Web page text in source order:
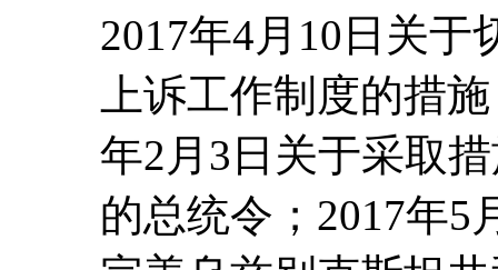
2017年4月10日关
上诉工作制度的措
年2月3日关于采取
的总统令；2017年5